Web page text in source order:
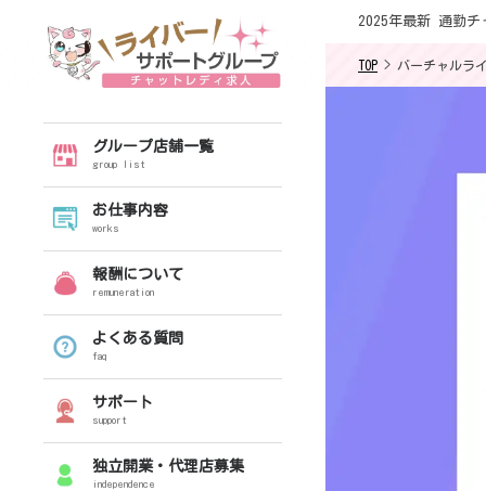
グループ店舗一覧
group list
お仕事内容
works
報酬について
remuneration
よくある質問
faq
サポート
support
独立開業・代理店募集
independence
2025年最新 通勤チ
TOP > バーチャルラ